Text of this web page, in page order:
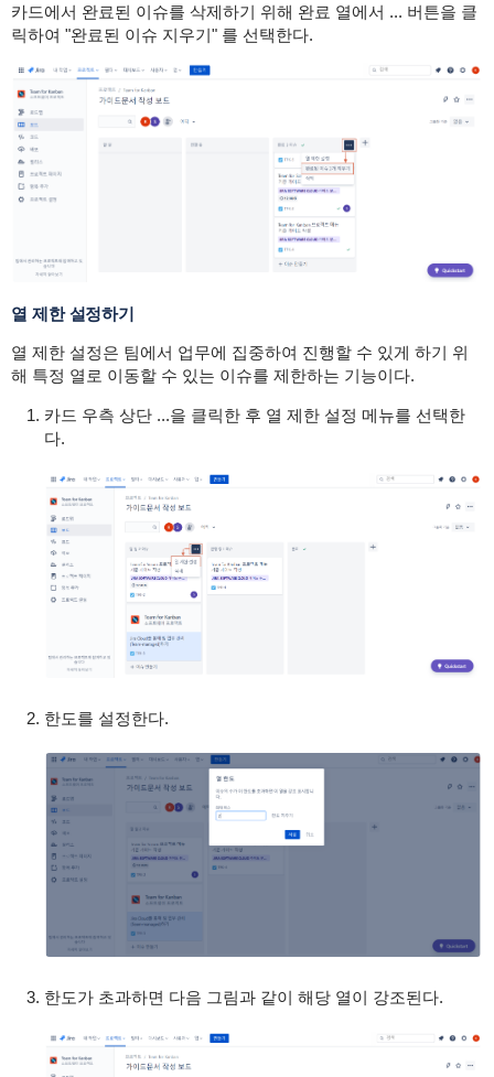
카드에서 완료된 이슈를 삭제하기 위해 완료 열에서 ... 버튼을 클
릭하여 "완료된 이슈 지우기" 를 선택한다.
열 제한 설정하기
열 제한 설정은 팀에서 업무에 집중하여 진행할 수 있게 하기 위
해 특정 열로 이동할 수 있는 이슈를 제한하는 기능이다.
카드 우측 상단 ...을 클릭한 후 열 제한 설정 메뉴를 선택한
다.
한도를 설정한다.
한도가 초과하면 다음 그림과 같이 해당 열이 강조된다.